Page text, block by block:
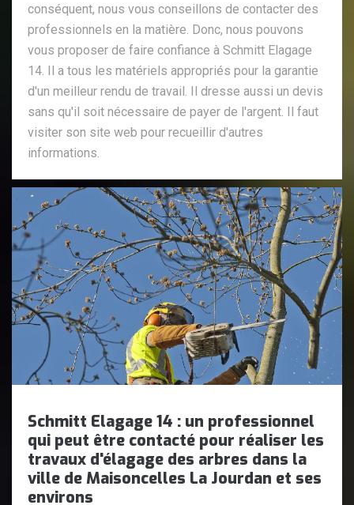
conséquent, nous vous conseillons de contacter des
professionnels en la matière. Donc, nous pouvons
vous proposer de faire confiance à Schmitt Elagage
14. Il a tous les matériels appropriés pour la garantie
d'un meilleur rendu de travail. Il dresse aussi un devis
sans qu'il soit nécessaire de payer de l'argent. Il faut
visiter son site web pour recueillir d'autres
informations.
Schmitt Elagage 14 : un professionnel
qui peut être contacté pour réaliser les
travaux d'élagage des arbres dans la
ville de Maisoncelles La Jourdan et ses
environs